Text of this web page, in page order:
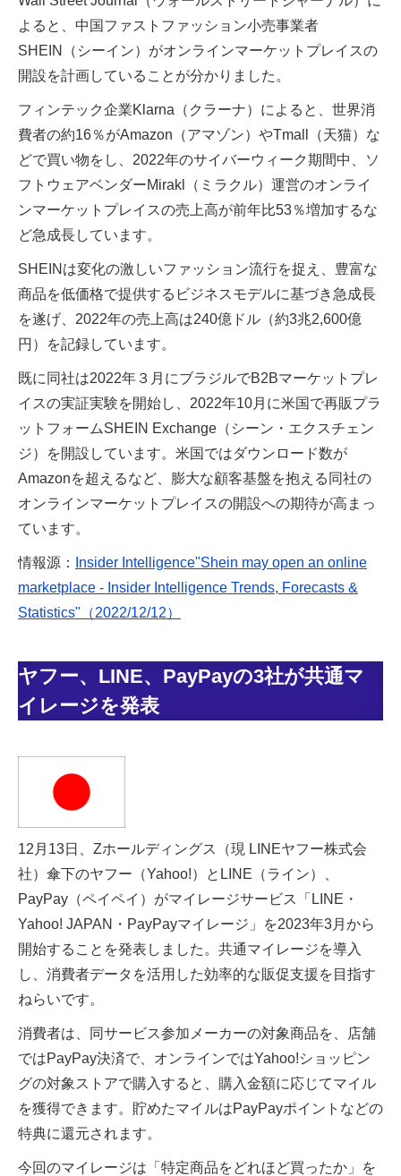
よると、中国ファストファッション小売事業者
SHEIN（シーイン）がオンラインマーケットプレイスの
開設を計画していることが分かりました。
フィンテック企業Klarna（クラーナ）によると、世界消
費者の約16％がAmazon（アマゾン）やTmall（天猫）な
どで買い物をし、2022年のサイバーウィーク期間中、ソ
フトウェアベンダーMirakl（ミラクル）運営のオンライ
ンマーケットプレイスの売上高が前年比53％増加するな
ど急成長しています。
SHEINは変化の激しいファッション流行を捉え、豊富な
商品を低価格で提供するビジネスモデルに基づき急成長
を遂げ、2022年の売上高は240億ドル（約3兆2,600億
円）を記録しています。
既に同社は2022年３月にブラジルでB2Bマーケットプレ
イスの実証実験を開始し、2022年10月に米国で再販プラ
ットフォームSHEIN Exchange（シーン・エクスチェン
ジ）を開設しています。米国ではダウンロード数が
Amazonを超えるなど、膨大な顧客基盤を抱える同社の
オンラインマーケットプレイスの開設への期待が高まっ
ています。
情報源：
Insider Intelligence"Shein may open an online
marketplace - Insider Intelligence Trends, Forecasts &
Statistics"（2022/12/12）
ヤフー、LINE、PayPayの3社が共通マ
イレージを発表
12月13日、Zホールディングス（現 LINEヤフー株式会
社）傘下のヤフー（Yahoo!）とLINE（ライン）、
PayPay（ペイペイ）がマイレージサービス「LINE・
Yahoo! JAPAN・PayPayマイレージ」を2023年3月から
開始することを発表しました。共通マイレージを導入
し、消費者データを活用した効率的な販促支援を目指す
ねらいです。
消費者は、同サービス参加メーカーの対象商品を、店舗
ではPayPay決済で、オンラインではYahoo!ショッピン
グの対象ストアで購入すると、購入金額に応じてマイル
を獲得できます。貯めたマイルはPayPayポイントなどの
特典に還元されます。
今回のマイレージは「特定商品をどれほど買ったか」を